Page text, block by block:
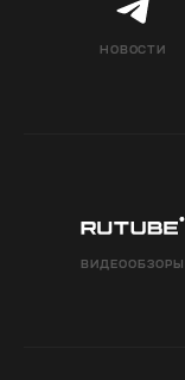
НОВОСТИ
ВИДЕООБЗОРЫ